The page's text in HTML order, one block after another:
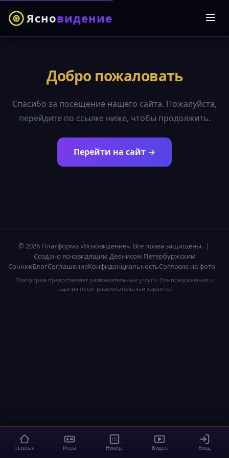
Ясновидение
Добро пожаловать
Спасибо за посещение нашего сайта. Пожалуйста,
перейдите по ссылке ниже, чтобы продолжить.
Перейти на сайт →
© 2026 Платформа «Ясновидение». Все права защищены. |
Создано ясновидящим Деонисом Петербуржским
СонникБлогСоглашениеКонфиденциальностьСогласие на фото
Платформа предоставляет развлекательные услуги. Все предсказания и
гадания носят развлекательный характер.
Главная Игры Нумер. Видео Вход